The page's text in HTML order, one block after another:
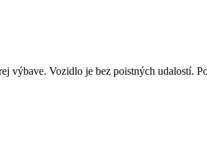
výbave. Vozidlo je bez poistných udalostí.